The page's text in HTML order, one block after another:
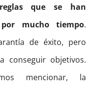
que se han
mucho tiempo.
de éxito, pero
conseguir objetivos.
mencionar, la